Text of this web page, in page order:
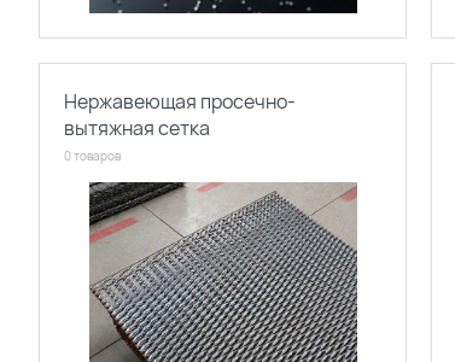
Нержавеющая просечно-
вытяжная сетка
0 товаров